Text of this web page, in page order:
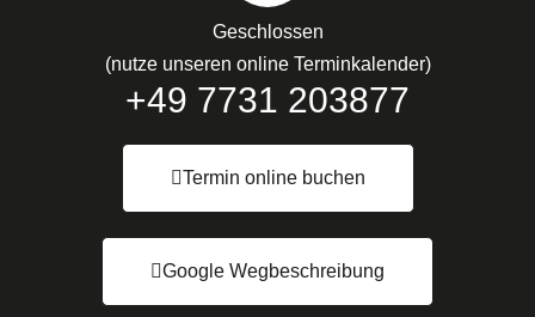
Geschlossen
(nutze unseren online Terminkalender)
+49 7731 203877
Termin online buchen
Google Wegbeschreibung